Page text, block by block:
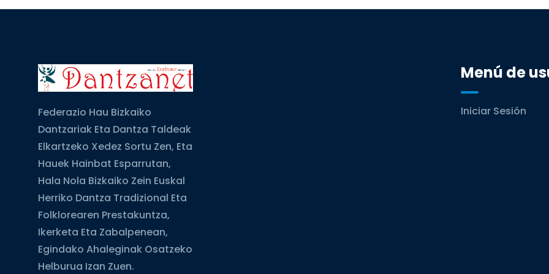
Federazio Hau Bizkaiko
Dantzariak Eta Dantza Taldeak
Elkartzeko Xedez Sortu Zen, Eta
Hauek Hainbat Esparrutan,
Hala Nola Bizkaiko Zein Euskal
Herriko Dantza Tradizional Eta
Folklorearen Prestakuntza,
Ikerketa Eta Zabalpenean,
Egindako Ahaleginak Osatzeko
Helburua Izan Zuen.
Menú de
Iniciar Sesión